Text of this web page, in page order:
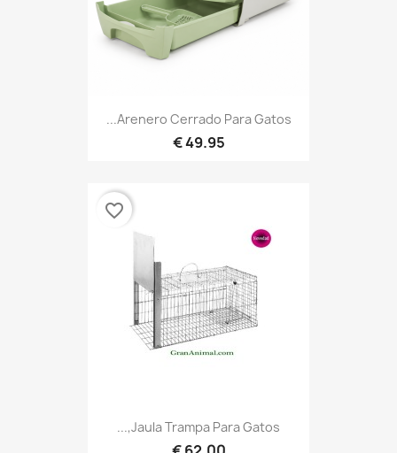
Arenero Cerrado Para Gatos...
49.95 €
Jaula Trampa Para Gatos,...
favorite_border